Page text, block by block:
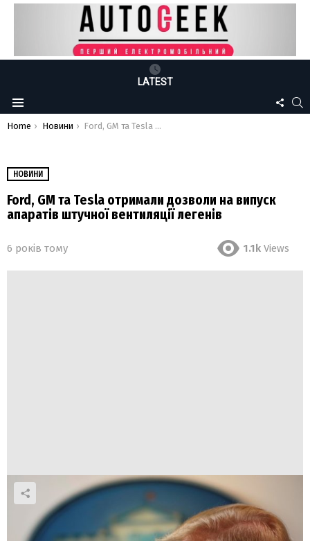
LATEST
Menu
US
You are here:
Home Новини Ford, GM та Tesla отримали дозволи на випуск апаратів штучної вентиляції легенів
НОВИНИ
Ford, GM та Tesla отримали дозволи на випуск
апаратів штучної вентиляції легенів
6 років тому 1.1k Views